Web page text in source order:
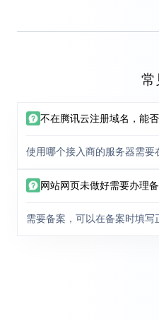
常
不在腾讯云注册域名，能
使用哪个接入商的服务器需
网站网页未做好需要办理
需要备案，可以在备案时填写